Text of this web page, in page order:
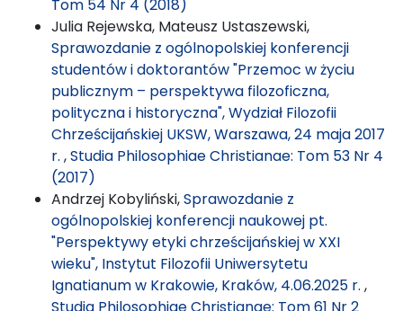
Tom 54 Nr 4 (2018)
Julia Rejewska, Mateusz Ustaszewski,
Sprawozdanie z ogólnopolskiej konferencji
studentów i doktorantów "Przemoc w życiu
publicznym – perspektywa filozoficzna,
polityczna i historyczna", Wydział Filozofii
Chrześcijańskiej UKSW, Warszawa, 24 maja 2017
r. ,Studia Philosophiae Christianae: Tom 53 Nr 4
(2017)
Andrzej Kobyliński,Sprawozdanie z
ogólnopolskiej konferencji naukowej pt.
"Perspektywy etyki chrześcijańskiej w XXI
wieku", Instytut Filozofii Uniwersytetu
Ignatianum w Krakowie, Kraków, 4.06.2025 r. ,